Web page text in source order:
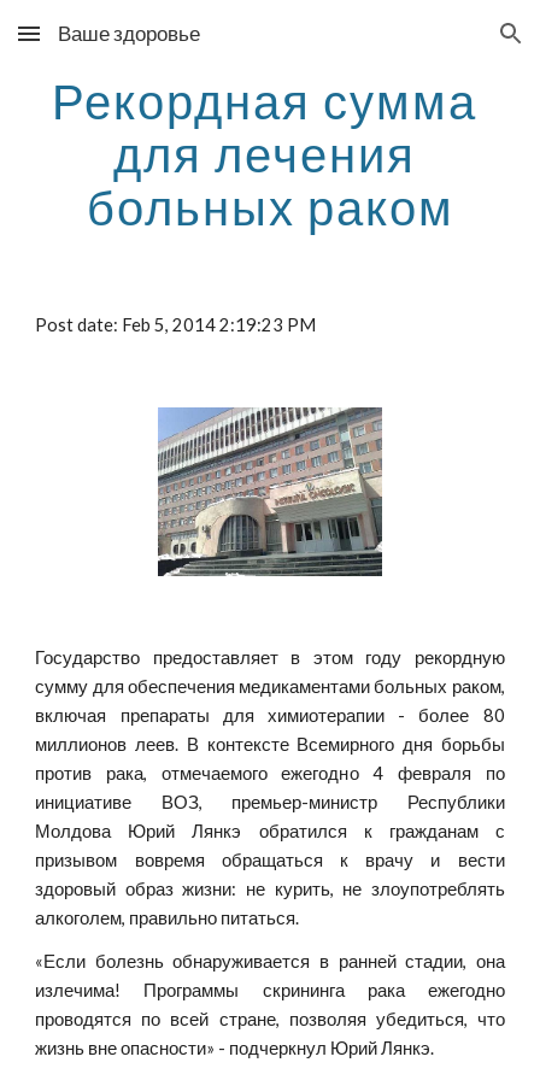
Skip to main content Skip to navigation
Ваше здоровье
Рекордная сумма
для лечения
больных раком
Post date: Feb 5, 2014 2:19:23 PM
Государство предоставляет в этом году рекордную
сумму для обеспечения медикаментами больных раком,
включая препараты для химиотерапии - более 80
миллионов леев. В контексте Всемирного дня борьбы
против рака, отмечаемого ежегодно 4 февраля по
инициативе ВОЗ, премьер-министр Республики
Молдова Юрий Лянкэ обратился к гражданам с
призывом вовремя обращаться к врачу и вести
здоровый образ жизни: не курить, не злоупотреблять
алкоголем, правильно питаться.
«Если болезнь обнаруживается в ранней стадии, она
излечима! Программы скрининга рака ежегодно
проводятся по всей стране, позволяя убедиться, что
жизнь вне опасности» - подчеркнул Юрий Лянкэ.